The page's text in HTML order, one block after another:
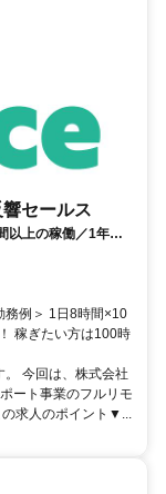
セールス
以上の稼働／1年目
りなし提案のみ／
務例＞ 1日8時間×10
稼ぎたい方は100時
今回は、株式会社
ート事業のフルリモ
求人のポイント▼...